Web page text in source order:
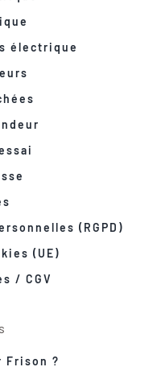
électrique
(RGPD)
(UE)
/ CGV
Frison ?